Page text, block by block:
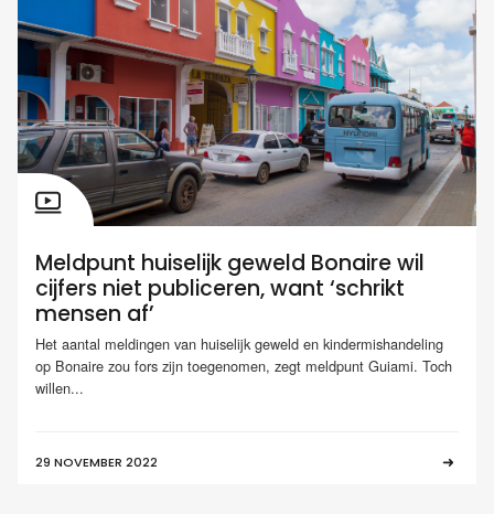
Meldpunt huiselijk geweld Bonaire wil
cijfers niet publiceren, want ‘schrikt
mensen af’
Het aantal meldingen van huiselijk geweld en kindermishandeling
op Bonaire zou fors zijn toegenomen, zegt meldpunt Guiami. Toch
willen...
29 NOVEMBER 2022